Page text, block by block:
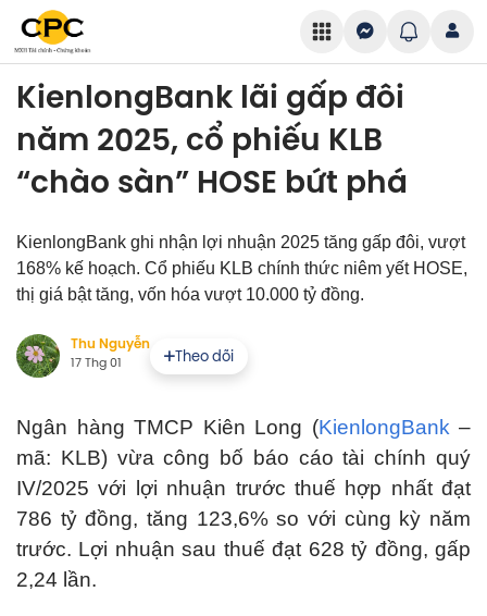
KienlongBank lãi gấp đôi
năm 2025, cổ phiếu KLB
“chào sàn” HOSE bứt phá
KienlongBank ghi nhận lợi nhuận 2025 tăng gấp đôi, vượt
168% kế hoạch. Cổ phiếu KLB chính thức niêm yết HOSE,
thị giá bật tăng, vốn hóa vượt 10.000 tỷ đồng.
Thu Nguyễn
17 Thg 01 Theo dõi
Ngân hàng TMCP Kiên Long (KienlongBank –
mã: KLB) vừa công bố báo cáo tài chính quý
IV/2025 với lợi nhuận trước thuế hợp nhất đạt
786 tỷ đồng, tăng 123,6% so với cùng kỳ năm
trước. Lợi nhuận sau thuế đạt 628 tỷ đồng, gấp
2,24 lần.